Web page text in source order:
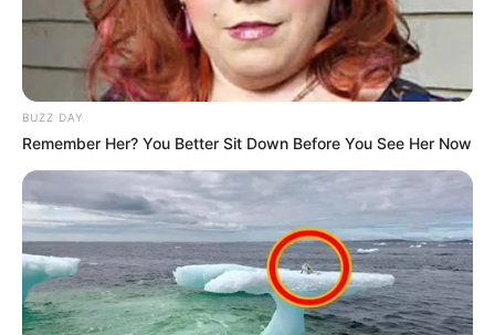
BUZZ DAY
Remember Her? You Better Sit Down Before You See Her Now